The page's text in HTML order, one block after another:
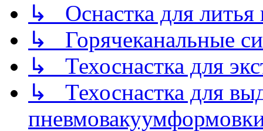
↳ Оснастка для литья
↳ Горячеканальные
↳ Техоснастка для
↳ Техоснастка для